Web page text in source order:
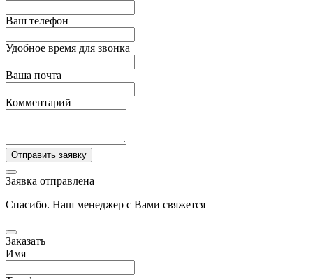
Ваш телефон
Удобное время для звонка
Ваша почта
Комментарий
Отправить заявку
Заявка отправлена
Спасибо. Наш менеджер с Вами свяжется
Заказать
Имя